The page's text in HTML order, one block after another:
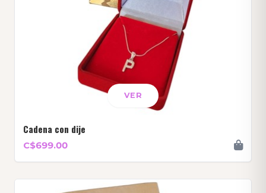
VER
Cadena con dije
C$699.00